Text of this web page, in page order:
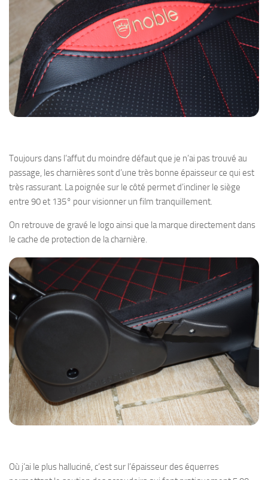
Toujours dans l’affut du moindre défaut que je n’ai pas trouvé au
passage, les charnières sont d’une très bonne épaisseur ce qui est
très rassurant. La poignée sur le côté permet d’incliner le siège
entre 90 et 135° pour visionner un film tranquillement.
On retrouve de gravé le logo ainsi que la marque directement dans
le cache de protection de la charnière.
Où j’ai le plus halluciné, c’est sur l’épaisseur des équerres